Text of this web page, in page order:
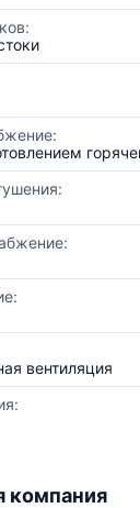
вентиляция
компания